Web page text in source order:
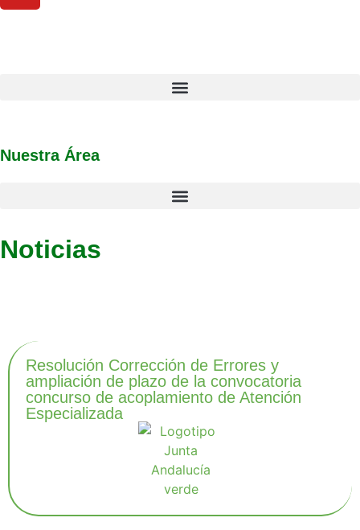
Nuestra Área
Noticias
Resolución Corrección de Errores y
ampliación de plazo de la convocatoria
concurso de acoplamiento de Atención
Especializada